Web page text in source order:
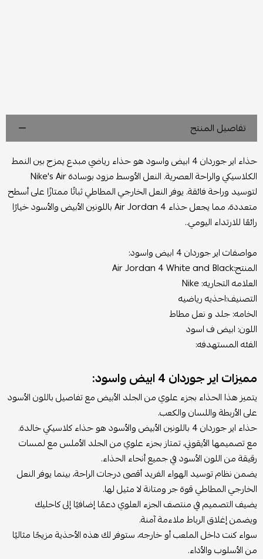
تفاصيل المنتج
حذاء اير جوردان 4 ابيض واسود هو حذاء رياضي مبدع يمزج بين النمط
الكلاسيكي والراحة العصرية. النعل الأوسط مزود بوسادة Nike's Air
لتوسيد وراحة فائقة. يوفر النعل الخارجي المطاطي ثباتًا ممتازًا على أسطح
متعددة، مما يجعل حذاء Air Jordan 4 باللونين الأبيض والأسود خيارًا
رائعًا للارتداء اليومي..
مواصفات اير جوردان 4 ابيض واسود:
المنتج:Air Jordan 4 White and Black
العلامه التجاريه: Nike
التصنيف:احذيه رياضيه
الخامه: جلد و نعل مطاط
اللون: ابيض ف اسود
الفئه المستهدفه:
مميزات اير جوردان 4 ابيض واسود:
يتميز هذا الحذاء بجزء علوي من الجلد الأبيض مع تفاصيل باللون الأسود
على الأربطة واللسان والكعب.
حذاء اير جوردان 4 باللونين الأبيض والأسود هو حذاء كلاسيكي خالدة.
مع تصميمها الأيقوني، تمتاز بجزء علوي من الجلد الأملس مع لمسات
رقيقة من اللون الأسود في جميع أنحاء الحذاء.
يضمن نظام توسيد الهواء الفريد أقصى درجات الراحة، بينما يوفر النعل
الخارجي المطاطي قوة جر ومتانة لا مثيل لها.
يضيف التصميم في منتصف الجزء العلوي دعمًا إضافيًا إلى كاحليك
ويضمن إغلاق الرباط ملاءمة آمنة.
سواء كنت داخل الملعب أو خارجه، ستوفر لك هذه الأحذية مزيجًا مثاليًا
من الأسلوب والأداء.